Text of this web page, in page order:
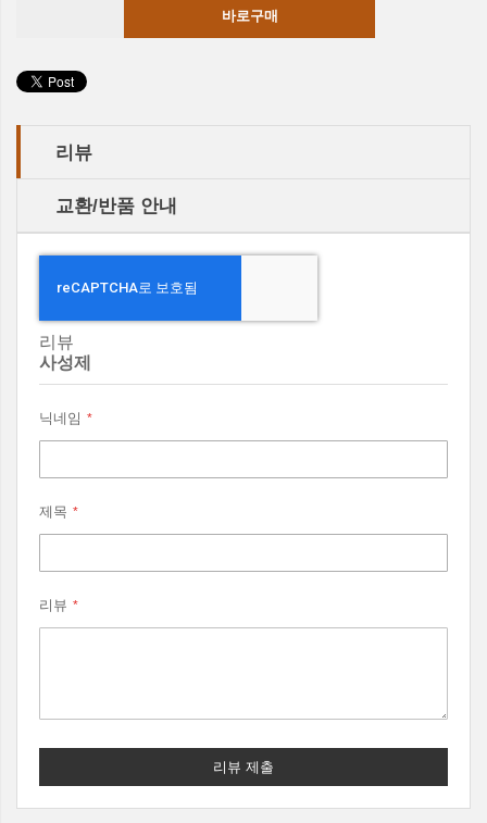
바로구매
리뷰
교환/반품 안내
리뷰
사성제
닉네임
제목
리뷰
리뷰 제출